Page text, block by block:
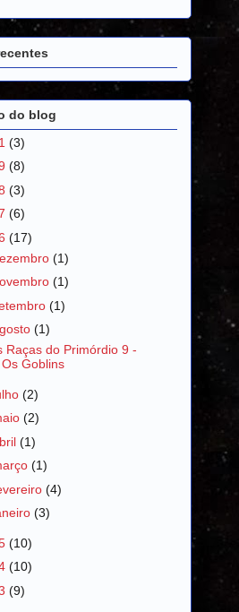
do blog
(3)
(8)
(3)
(6)
(17)
(1)
(1)
(1)
(1)
Raças do Primórdio 9 -
Os Goblins
(2)
(2)
(1)
(1)
(4)
(3)
(10)
(10)
(9)